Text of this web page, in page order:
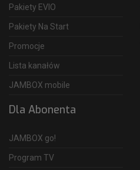
Pakiety EVIO
Pakiety Na Start
Promocje
Lista kanałów
JAMBOX mobile
Dla Abonenta
JAMBOX go!
Program TV